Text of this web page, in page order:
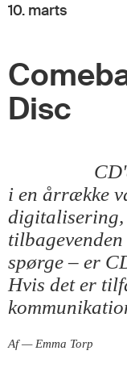
10. marts
Disc
i en årrække
digitalisering,
spørge – er
Hvis det er
Af — Emma Torp